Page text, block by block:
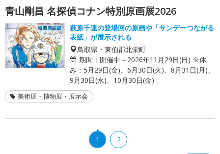
青山剛昌 名探偵コナン特別原画展2026
萩原千速の登場回の原画や「サンデーつながる
表紙」が展示される
鳥取県・東伯郡北栄町
期間： 開催中～2026年11月29日(日) ※休
み：5月29日(金)、6月30日(火)、8月31日(月)、
9月30日(水)、10月30日(金)
美術展・博物展・展示会
1 2